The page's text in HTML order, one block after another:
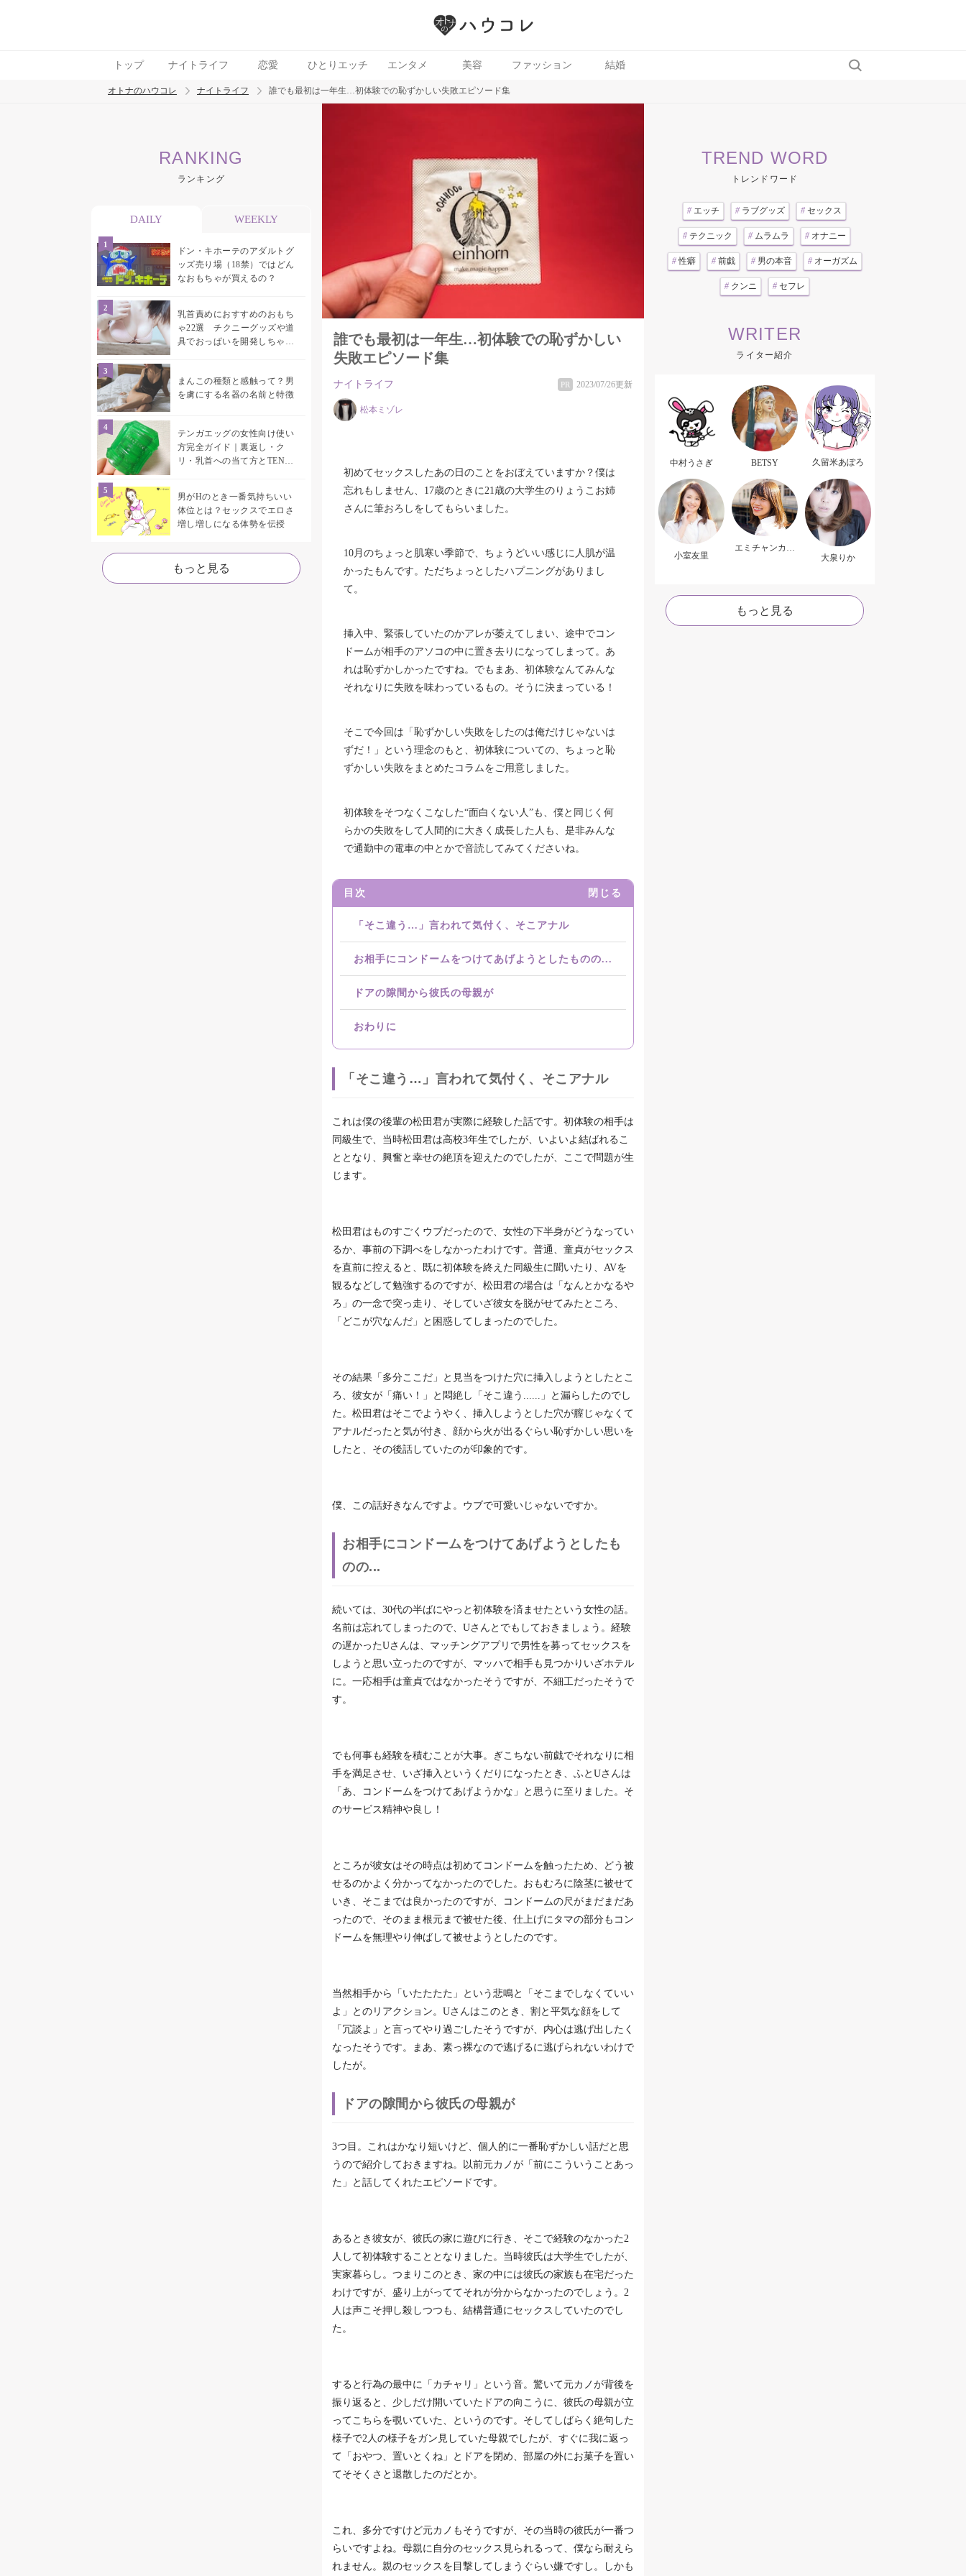
トップ ナイトライフ 恋愛 ひとりエッチ エンタメ 美容 ファッション 結婚
トレンド ワード
オトナのハウコレ ナイトライフ 誰でも最初は一年生…初体験での恥ずかしい失敗エピソード集
RANKING
ランキング
DAILY WEEKLY
ドン・キホーテのアダルトグ
ッズ売り場（18禁）ではどん
なおもちゃが買えるの？
乳首責めにおすすめのおもち
ゃ22選 チクニーグッズや道
具でおっぱいを開発しちゃお
まんこの種類と感触って？男
を虜にする名器の名前と特徴
テンガエッグの女性向け使い
方完全ガイド｜裏返し・ク
リ・乳首への当て方とTENGA
男がHのとき一番気持ちいい
体位とは？セックスでエロさ
増し増しになる体勢を伝授
もっと見る
誰でも最初は一年生…初体験での恥ずかしい
失敗エピソード集
ナイトライフ PR 2023/07/26更新
松本ミゾレ
初めてセックスしたあの日のことをおぼえていますか？僕は
忘れもしません、17歳のときに21歳の大学生のりょうこお姉
さんに筆おろしをしてもらいました。
10月のちょっと肌寒い季節で、ちょうどいい感じに人肌が温
かったもんです。ただちょっとしたハプニングがありまし
て。
挿入中、緊張していたのかアレが萎えてしまい、途中でコン
ドームが相手のアソコの中に置き去りになってしまって。あ
れは恥ずかしかったですね。でもまあ、初体験なんてみんな
それなりに失敗を味わっているもの。そうに決まっている！
そこで今回は「恥ずかしい失敗をしたのは俺だけじゃないは
ずだ！」という理念のもと、初体験についての、ちょっと恥
ずかしい失敗をまとめたコラムをご用意しました。
初体験をそつなくこなした“面白くない人”も、僕と同じく何
らかの失敗をして人間的に大きく成長した人も、是非みんな
で通勤中の電車の中とかで音読してみてくださいね。
目次 閉じる
「そこ違う…」言われて気付く、そこアナル
お相手にコンドームをつけてあげようとしたものの...
ドアの隙間から彼氏の母親が
おわりに
「そこ違う…」言われて気付く、そこアナル
これは僕の後輩の松田君が実際に経験した話です。初体験の相手は
同級生で、当時松田君は高校3年生でしたが、いよいよ結ばれるこ
ととなり、興奮と幸せの絶頂を迎えたのでしたが、ここで問題が生
じます。
松田君はものすごくウブだったので、女性の下半身がどうなってい
るか、事前の下調べをしなかったわけです。普通、童貞がセックス
を直前に控えると、既に初体験を終えた同級生に聞いたり、AVを
観るなどして勉強するのですが、松田君の場合は「なんとかなるや
ろ」の一念で突っ走り、そしていざ彼女を脱がせてみたところ、
「どこが穴なんだ」と困惑してしまったのでした。
その結果「多分ここだ」と見当をつけた穴に挿入しようとしたとこ
ろ、彼女が「痛い！」と悶絶し「そこ違う......」と漏らしたのでし
た。松田君はそこでようやく、挿入しようとした穴が膣じゃなくて
アナルだったと気が付き、顔から火が出るぐらい恥ずかしい思いを
したと、その後話していたのが印象的です。
僕、この話好きなんですよ。ウブで可愛いじゃないですか。
お相手にコンドームをつけてあげようとしたも
のの...
続いては、30代の半ばにやっと初体験を済ませたという女性の話。
名前は忘れてしまったので、Uさんとでもしておきましょう。経験
の遅かったUさんは、マッチングアプリで男性を募ってセックスを
しようと思い立ったのですが、マッハで相手も見つかりいざホテル
に。一応相手は童貞ではなかったそうですが、不細工だったそうで
す。
でも何事も経験を積むことが大事。ぎこちない前戯でそれなりに相
手を満足させ、いざ挿入というくだりになったとき、ふとUさんは
「あ、コンドームをつけてあげようかな」と思うに至りました。そ
のサービス精神や良し！
ところが彼女はその時点は初めてコンドームを触ったため、どう被
せるのかよく分かってなかったのでした。おもむろに陰茎に被せて
いき、そこまでは良かったのですが、コンドームの尺がまだまだあ
ったので、そのまま根元まで被せた後、仕上げにタマの部分もコン
ドームを無理やり伸ばして被せようとしたのです。
当然相手から「いたたたた」という悲鳴と「そこまでしなくていい
よ」とのリアクション。Uさんはこのとき、割と平気な顔をして
「冗談よ」と言ってやり過ごしたそうですが、内心は逃げ出したく
なったそうです。まあ、素っ裸なので逃げるに逃げられないわけで
したが。
ドアの隙間から彼氏の母親が
3つ目。これはかなり短いけど、個人的に一番恥ずかしい話だと思
うので紹介しておきますね。以前元カノが「前にこういうことあっ
た」と話してくれたエピソードです。
あるとき彼女が、彼氏の家に遊びに行き、そこで経験のなかった2
人して初体験することとなりました。当時彼氏は大学生でしたが、
実家暮らし。つまりこのとき、家の中には彼氏の家族も在宅だった
わけですが、盛り上がっててそれが分からなかったのでしょう。2
人は声こそ押し殺しつつも、結構普通にセックスしていたのでし
た。
すると行為の最中に「カチャリ」という音。驚いて元カノが背後を
振り返ると、少しだけ開いていたドアの向こうに、彼氏の母親が立
ってこちらを覗いていた、というのです。そしてしばらく絶句した
様子で2人の様子をガン見していた母親でしたが、すぐに我に返っ
て「おやつ、置いとくね」とドアを閉め、部屋の外にお菓子を置い
てそそくさと退散したのだとか。
これ、多分ですけど元カノもそうですが、その当時の彼氏が一番つ
らいですよね。母親に自分のセックス見られるって、僕なら耐えら
れません。親のセックスを目撃してしまうぐらい嫌ですし。しかも
TREND WORD
トレンドワード
# エッチ # ラブグッズ # セックス
# テクニック # ムラムラ # オナニー
# 性癖 # 前戯 # 男の本音 # オーガズム
# クンニ # セフレ
WRITER
ライター紹介
中村うさぎ BETSY 久留米あぽろ
小室友里
エミチャンカパ
大泉りか
もっと見る